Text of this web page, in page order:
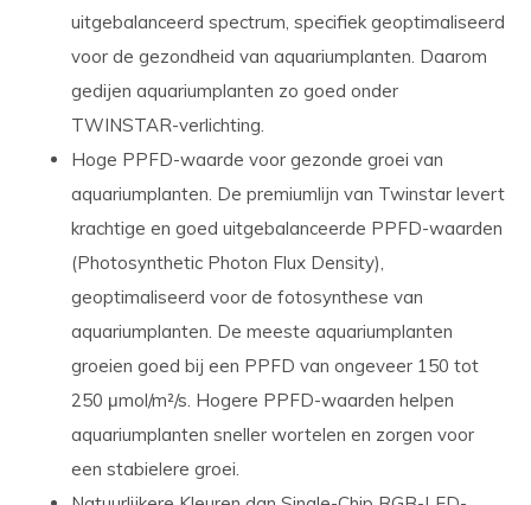
uitgebalanceerd spectrum, specifiek geoptimaliseerd
voor de gezondheid van aquariumplanten. Daarom
gedijen aquariumplanten zo goed onder
TWINSTAR-verlichting.
Hoge PPFD-waarde voor gezonde groei van
aquariumplanten. De premiumlijn van Twinstar levert
krachtige en goed uitgebalanceerde PPFD-waarden
(Photosynthetic Photon Flux Density),
geoptimaliseerd voor de fotosynthese van
aquariumplanten. De meeste aquariumplanten
groeien goed bij een PPFD van ongeveer 150 tot
250 μmol/m²/s. Hogere PPFD-waarden helpen
aquariumplanten sneller wortelen en zorgen voor
een stabielere groei.